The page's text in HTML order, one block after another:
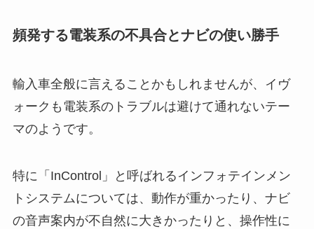
頻発する電装系の不具合とナビの使い勝手
輸入車全般に言えることかもしれませんが、イヴ
ォークも電装系のトラブルは避けて通れないテー
マのようです。
特に「InControl」と呼ばれるインフォテインメン
トシステムについては、動作が重かったり、ナビ
の音声案内が不自然に大きかったりと、操作性に